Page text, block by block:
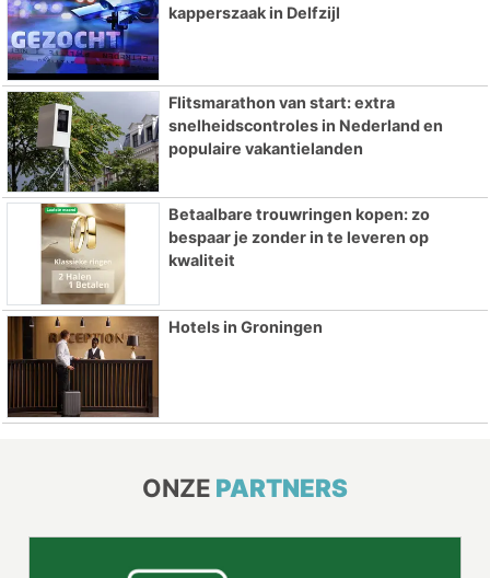
kapperszaak in Delfzijl
Flitsmarathon van start: extra
snelheidscontroles in Nederland en
populaire vakantielanden
Betaalbare trouwringen kopen: zo
bespaar je zonder in te leveren op
kwaliteit
Hotels in Groningen
ONZE PARTNERS